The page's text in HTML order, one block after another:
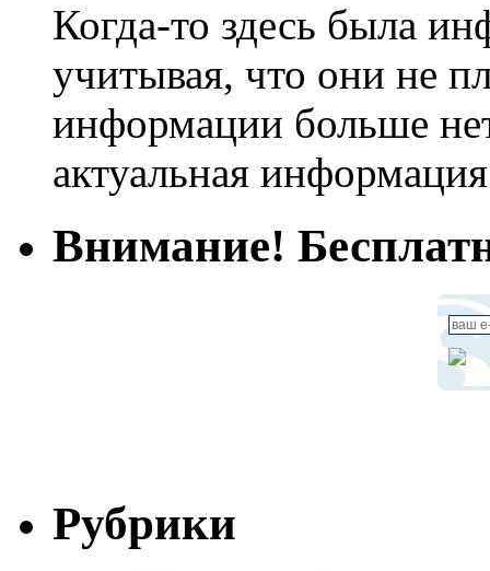
Когда-то здесь была
учитывая, что они не
информации больше
актуальная
Внимание!
Рубрики